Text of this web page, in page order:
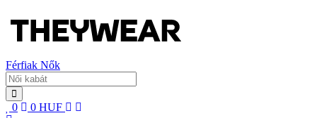
Férfiak Nők
0 0 HUF